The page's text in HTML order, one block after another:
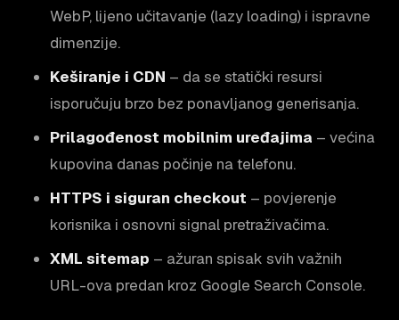
WebP, lijeno učitavanje (lazy loading) i ispravne
dimenzije.
Keširanje i CDN – da se statički resursi
isporučuju brzo bez ponavljanog generisanja.
Prilagođenost mobilnim uređajima – većina
kupovina danas počinje na telefonu.
HTTPS i siguran checkout – povjerenje
korisnika i osnovni signal pretraživačima.
XML sitemap – ažuran spisak svih važnih
URL-ova predan kroz Google Search Console.